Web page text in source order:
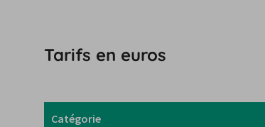
Tarifs en euros
Catégorie